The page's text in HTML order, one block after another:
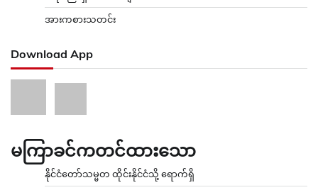
အားကစားသတင်း
Download App
မကြာခင်ကတင်ထားသော
နိုင်ငံတော်သမ္မတ ထိုင်းနိုင်ငံသို့ ရောက်ရှိ